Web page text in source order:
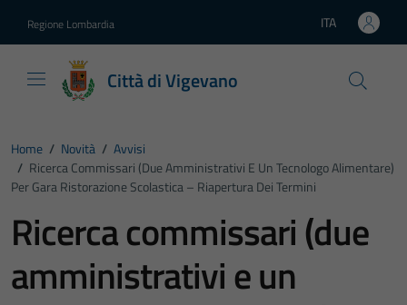
Regione Lombardia Lingua attiva:
ITA
Città di Vigevano
Home / Novità / Avvisi
/ Ricerca Commissari (due Amministrativi E Un Tecnologo Alimentare)
Per Gara Ristorazione Scolastica – Riapertura Dei Termini
Ricerca commissari (due
amministrativi e un